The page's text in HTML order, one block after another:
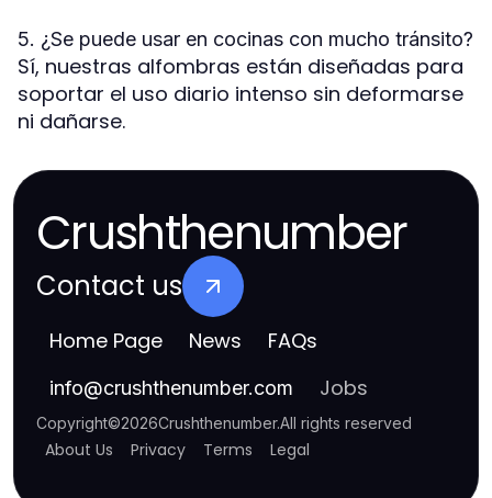
5. ¿Se puede usar en cocinas con mucho tránsito?
Sí, nuestras alfombras están diseñadas para
soportar el uso diario intenso sin deformarse
ni dañarse.
Crushthenumber
Contact us
Home Page News FAQs
info@crushthenumber.com Jobs
Copyright©2026Crushthenumber.All rights reserved
About Us Privacy Terms Legal